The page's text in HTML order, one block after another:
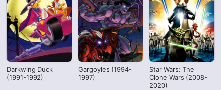
Darkwing Duck
(1991-1992)
Gargoyles (1994-
1997)
Star Wars: The
Clone Wars (2008-
2020)